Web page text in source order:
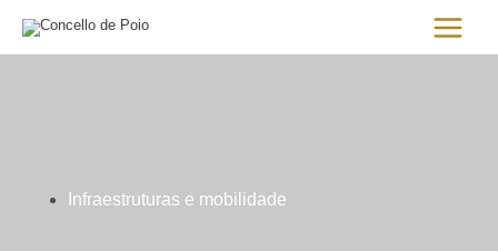
contenido
Main
Menu
Infraestruturas e mobilidade